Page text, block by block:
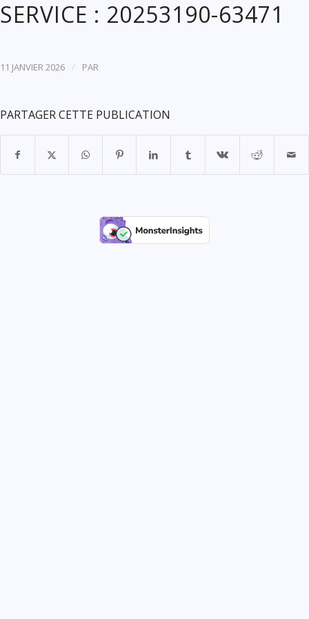
SERVICE : 20253190-63471
11 JANVIER 2026 / PAR
PARTAGER CETTE PUBLICATION